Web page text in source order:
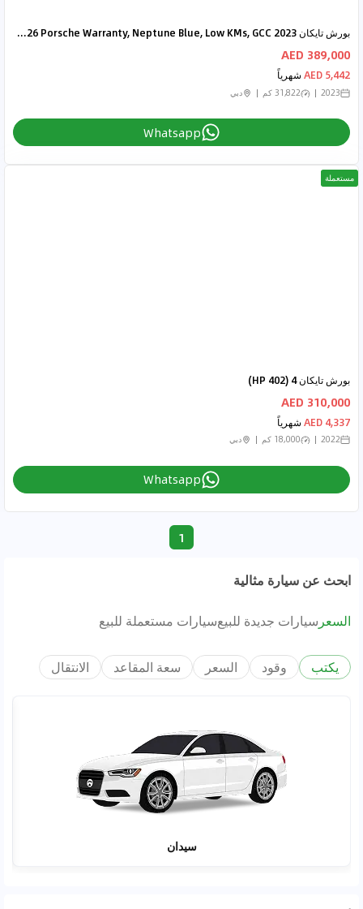
بورش تايكان 2023 Porsche Taycan GTS, 2026 Porsche Warranty, Neptune Blue, Low KMs, GCC
389,000 AED
5,442 AED شهرياً
2023 31,822 كم دبي
Whatsapp
مستعملة
بورش تايكان 4 (402 HP)
310,000 AED
4,337 AED شهرياً
2022 18,000 كم دبي
Whatsapp
1
ابحث عن سيارة مثالية
السعر سيارات جديدة للبيعسيارات مستعملة للبيع
يكتب وقود السعر سعة المقاعد الانتقال
سيدان